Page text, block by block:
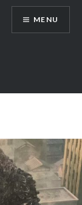
MENU